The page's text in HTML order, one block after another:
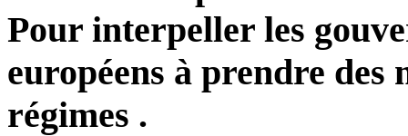
Pour interpeller les
européens à prendre des
régimes .